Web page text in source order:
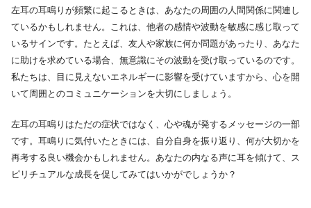
左耳の耳鳴りが頻繁に起こるときは、あなたの周囲の人間関係に関連し
ているかもしれません。これは、他者の感情や波動を敏感に感じ取って
いるサインです。たとえば、友人や家族に何か問題があったり、あなた
に助けを求めている場合、無意識にその波動を受け取っているのです。
私たちは、目に見えないエネルギーに影響を受けていますから、心を開
いて周囲とのコミュニケーションを大切にしましょう。
左耳の耳鳴りはただの症状ではなく、心や魂が発するメッセージの一部
です。耳鳴りに気付いたときには、自分自身を振り返り、何が大切かを
再考する良い機会かもしれません。あなたの内なる声に耳を傾けて、ス
ピリチュアルな成長を促してみてはいかがでしょうか？